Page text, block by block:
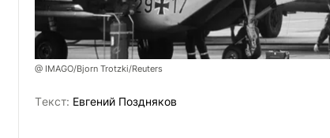
@ IMAGO/Bjorn Trotzki/Reuters
Tекст: Евгений Поздняков